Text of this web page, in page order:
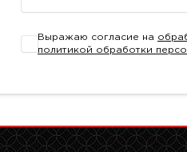
Выражаю согласие на
политикой обработки